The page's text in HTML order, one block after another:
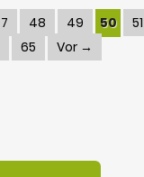
48 49 50
51
65 Vor →